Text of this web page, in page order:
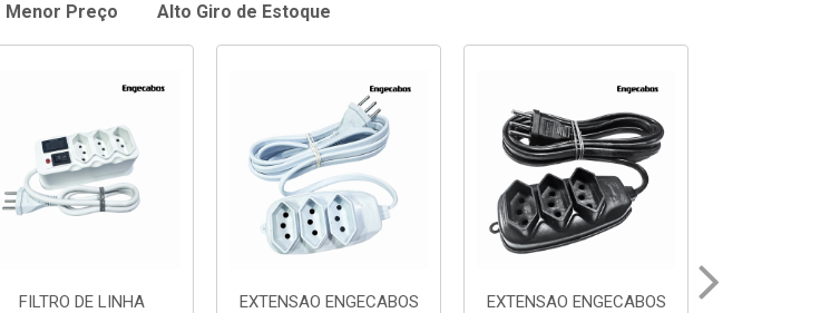
Menor Preço Alto Giro de Estoque
EXTENSAO ENGECABOS
EXTENSAO ENGECABOS
EXTENSAO ENGECABOS